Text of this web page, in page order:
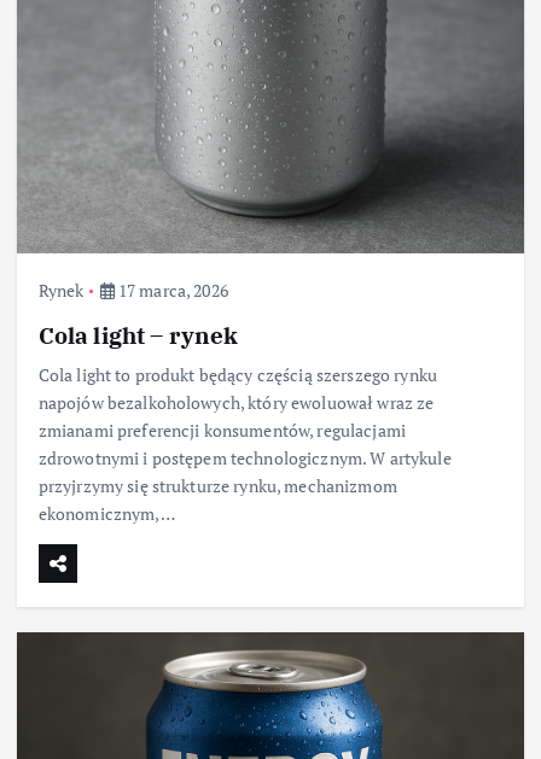
Rynek 17 marca, 2026
Cola light – rynek
Cola light to produkt będący częścią szerszego rynku
napojów bezalkoholowych, który ewoluował wraz ze
zmianami preferencji konsumentów, regulacjami
zdrowotnymi i postępem technologicznym. W artykule
przyjrzymy się strukturze rynku, mechanizmom
ekonomicznym,…